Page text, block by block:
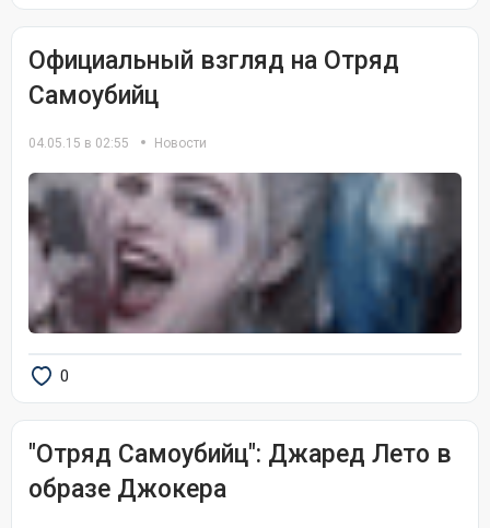
Официальный взгляд на Отряд
Самоубийц
04.05.15 в 02:55 Новости
0
"Отряд Самоубийц": Джаред Лето в
образе Джокера